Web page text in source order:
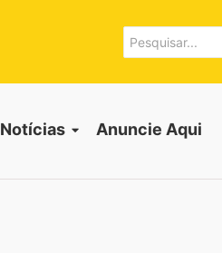
Notícias Anuncie Aqui